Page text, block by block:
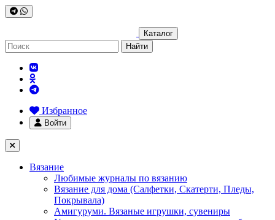
Каталог
Найти
Избранное
Войти
Вязание
Любимые журналы по вязанию
Вязание для дома (Салфетки, Скатерти, Пледы,
Покрывала)
Амигуруми. Вязаные игрушки, сувениры